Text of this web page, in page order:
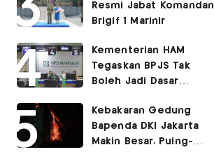
Resmi Jabat Komandan
Brigif 1 Marinir
Kementerian HAM
Tegaskan BPJS Tak
Boleh Jadi Dasar
Layanan Kesehatan
Kebakaran Gedung
Bapenda DKI Jakarta
Makin Besar, Puing-